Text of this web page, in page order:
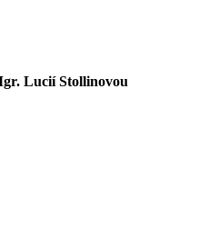
Lucií Stollinovou